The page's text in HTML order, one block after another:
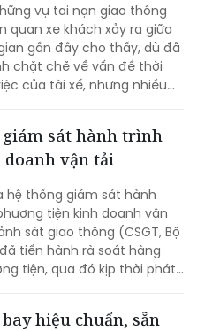
vụ tai nạn giao thông
quan xe khách xảy ra giữa
gần đây cho thấy, dù đã
chặt chẽ về vấn đề thời
của tài xế, nhưng nhiều
sát hành trình
vận tải
hệ thống giám sát hành
tiện kinh doanh vận
sát giao thông (CSGT, Bộ
tiến hành rà soát hàng
tiện, qua đó kịp thời phát
hiệu chuẩn, sẵn